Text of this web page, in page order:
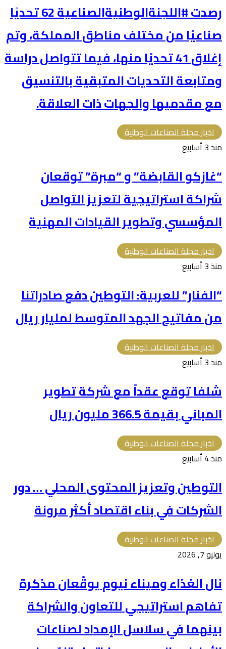
رصدت #اللجنةالوطنيةالصناعية 62 تحديًا
صناعيًا من مختلف مناطق المملكة، وتم
إغلاق 41 تحديًا منها، فيما تتواصل دراسة
ومتابعة التحديات المتبقية بالتنسيق
مع مقدميها والجهات ذات العلاقة.
اخبار مجلة الصناعات الوطنية
منذ 3 أسابيع
“غازكو القابضة” و “مبرة” توقعان
شراكة استراتيجية لتعزيز التواصل
المؤسسي وتطوير القيادات المهنية
اخبار مجلة الصناعات الوطنية
منذ 3 أسابيع
“الفنار” للعربية: التوطين دفع صادراتنا
من مفاتيح الجهد المتوسط لمليار ريال
اخبار مجلة الصناعات الوطنية
منذ 3 أسابيع
شلفا توقع عقداً مع شركة تطوير
المباني بقيمة 366.5 مليون ريال
اخبار مجلة الصناعات الوطنية
منذ 4 أسابيع
التوطين وتعزيز المحتوى المحلي … دور
الشركات في بناء اقتصاد أكثر مرونة
اخبار مجلة الصناعات الوطنية
يوليو 7, 2026
نال الغذاء وميناء نيوم يوقّعان مذكرة
تفاهم استراتيجي للتعاون والشراكة
بينهما في سلاسل الإمداد لصناعات